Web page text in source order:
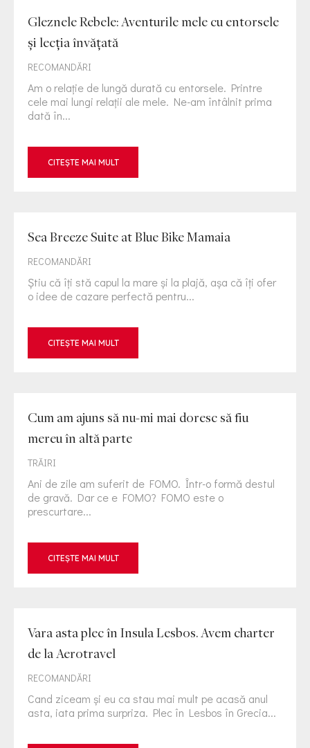
Gleznele Rebele: Aventurile mele cu entorsele
și lecția învățată
RECOMANDĂRI
Am o relație de lungă durată cu entorsele. Printre
cele mai lungi relații ale mele. Ne-am întâlnit prima
dată în...
CITEȘTE MAI MULT
Sea Breeze Suite at Blue Bike Mamaia
RECOMANDĂRI
Știu că îți stă capul la mare și la plajă, așa că îți ofer
o idee de cazare perfectă pentru...
CITEȘTE MAI MULT
Cum am ajuns să nu-mi mai doresc să fiu
mereu în altă parte
TRĂIRI
Ani de zile am suferit de FOMO. Într-o formă destul
de gravă. Dar ce e FOMO? FOMO este o
prescurtare...
CITEȘTE MAI MULT
Vara asta plec în Insula Lesbos. Avem charter
de la Aerotravel
RECOMANDĂRI
Cand ziceam și eu ca stau mai mult pe acasă anul
asta, iata prima surpriza. Plec în Lesbos în Grecia...